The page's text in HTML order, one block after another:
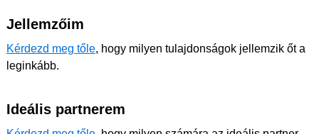
Jellemzőim
Kérdezd meg tőle, hogy milyen tulajdonságok jellemzik őt a
leginkább.
Ideális partnerem